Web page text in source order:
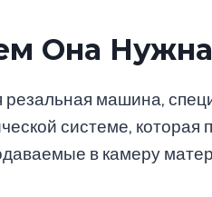
Она
машина,
системе, которая
в камеру